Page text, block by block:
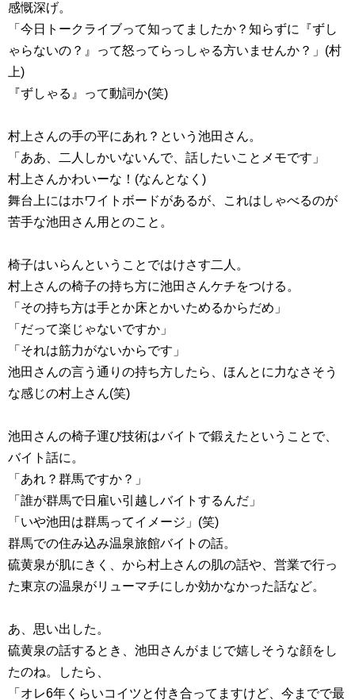
感慨深げ。
「今日トークライブって知ってましたか？知らずに『ずし
ゃらないの？』って怒ってらっしゃる方いませんか？」(村
上)
『ずしゃる』って動詞か(笑)
村上さんの手の平にあれ？という池田さん。
「ああ、二人しかいないんで、話したいことメモです」
村上さんかわいーな！(なんとなく)
舞台上にはホワイトボードがあるが、これはしゃべるのが
苦手な池田さん用とのこと。
椅子はいらんということではけさす二人。
村上さんの椅子の持ち方に池田さんケチをつける。
「その持ち方は手とか床とかいためるからだめ」
「だって楽じゃないですか」
「それは筋力がないからです」
池田さんの言う通りの持ち方したら、ほんとに力なさそう
な感じの村上さん(笑)
池田さんの椅子運び技術はバイトで鍛えたということで、
バイト話に。
「あれ？群馬ですか？」
「誰が群馬で日雇い引越しバイトするんだ」
「いや池田は群馬ってイメージ」(笑)
群馬での住み込み温泉旅館バイトの話。
硫黄泉が肌にきく、から村上さんの肌の話や、営業で行っ
た東京の温泉がリューマチにしか効かなかった話など。
あ、思い出した。
硫黄泉の話するとき、池田さんがまじで嬉しそうな顔をし
たのね。したら、
「オレ6年くらいコイツと付き合ってますけど、今までで最